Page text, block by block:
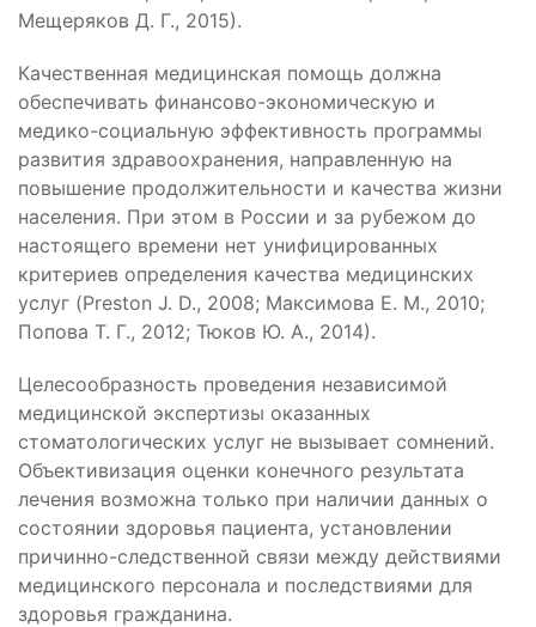
Мещеряков Д. Г., 2015).
Качественная медицинская помощь должна
обеспечивать финансово-экономическую и
медико-социальную эффективность программы
развития здравоохранения, направленную на
повышение продолжительности и качества жизни
населения. При этом в России и за рубежом до
настоящего времени нет унифицированных
критериев определения качества медицинских
услуг (Preston J. D., 2008; Максимова Е. М., 2010;
Попова Т. Г., 2012; Тюков Ю. А., 2014).
Целесообразность проведения независимой
медицинской экспертизы оказанных
стоматологических услуг не вызывает сомнений.
Объективизация оценки конечного результата
лечения возможна только при наличии данных о
состоянии здоровья пациента, установлении
причинно-следственной связи между действиями
медицинского персонала и последствиями для
здоровья гражданина.